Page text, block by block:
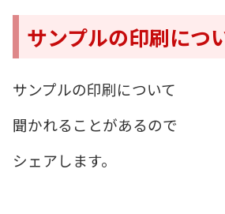
サンプルの印刷につ
サンプルの印刷について
聞かれることがあるので
シェアします。